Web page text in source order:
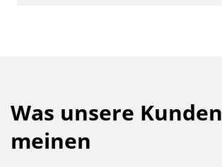
Was unsere Kunden
meinen